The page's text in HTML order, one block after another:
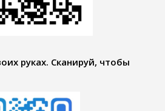
руках. Сканируй, чтобы